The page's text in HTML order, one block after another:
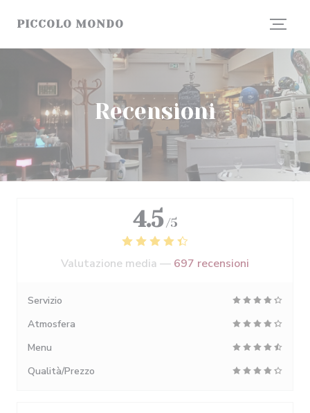
PICCOLO MONDO
Recensioni
4.5 /5
Valutazione media — 697 recensioni
Servizio
Atmosfera
Menu
Qualità/Prezzo